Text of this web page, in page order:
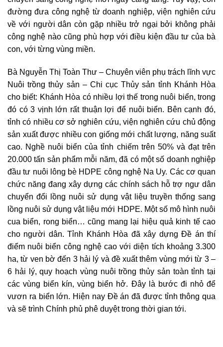
đường đưa công nghệ từ doanh nghiệp, viện nghiên cứu
về với người dân còn gặp nhiều trở ngại bởi không phải
công nghệ nào cũng phù hợp với điều kiện đầu tư của bà
con, với từng vùng miền.
Bà Nguyễn Thị Toàn Thư – Chuyên viên phụ trách lĩnh vực
Nuôi trồng thủy sản – Chi cục Thủy sản tỉnh Khánh Hòa
cho biết: Khánh Hòa có nhiều lợi thế trong nuôi biển, trong
đó có 3 vịnh lớn rất thuận lợi để nuôi biển. Bên cạnh đó,
tỉnh có nhiều cơ sở nghiên cứu, viện nghiên cứu chủ động
sản xuất được nhiều con giống mới chất lượng, năng suất
cao. Nghề nuôi biển của tỉnh chiếm trên 50% và đạt trên
20.000 tấn sản phẩm mỗi năm, đã có một số doanh nghiệp
đầu tư nuôi lông bè HDPE công nghệ Na Uy. Các cơ quan
chức năng đang xây dựng các chính sách hỗ trợ ngư dân
chuyển đổi lồng nuôi sử dụng vật liệu truyền thống sang
lồng nuôi sử dụng vật liệu mới HDPE. Một số mô hình nuôi
cua biển, rong biển… cũng mang lại hiệu quả kinh tế cao
cho người dân. Tỉnh Khánh Hòa đã xây dựng Đề án thí
điểm nuôi biển công nghệ cao với diện tích khoảng 3.300
ha, từ ven bờ đến 3 hải lý và đề xuất thêm vùng mới từ 3 –
6 hải lý, quy hoạch vùng nuôi trồng thủy sản toàn tỉnh tại
các vùng biển kín, vùng biển hở. Đây là bước đi nhỏ để
vươn ra biển lớn. Hiện nay Đề án đã được tỉnh thông qua
và sẽ trình Chính phủ phê duyệt trong thời gian tới.